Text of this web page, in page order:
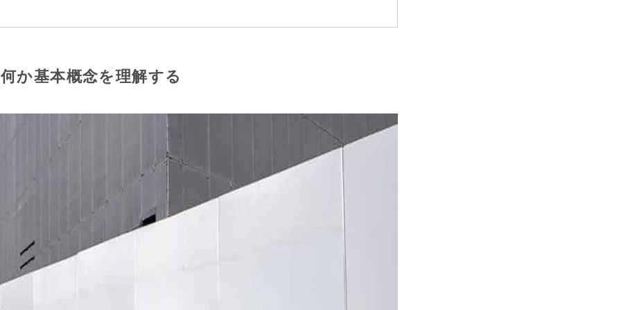
か基本概念を理解する